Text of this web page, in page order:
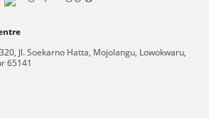
Jl. Soekarno Hatta, Mojolangu, Lowokwaru,
65141